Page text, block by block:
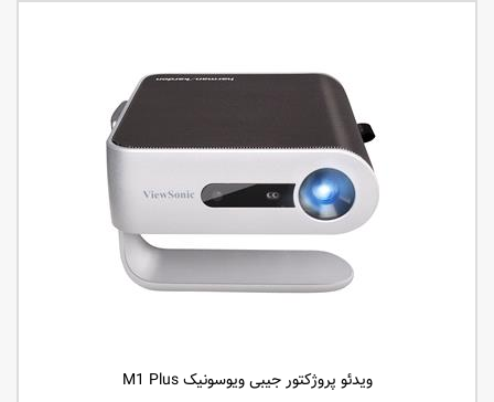
ویدئو پروژکتور جیبی ویوسونیک M1 Plus